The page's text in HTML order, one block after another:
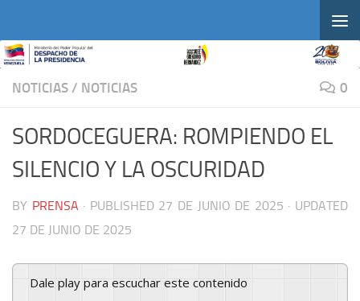
NOTICIAS / NOTICIAS 0
SORDOCEGUERA: ROMPIENDO EL
SILENCIO Y LA OSCURIDAD
BY PRENSA · PUBLISHED 27 DE JUNIO DE 2025 · UPDATED
27 DE JUNIO DE 2025
Dale play para escuchar este contenido